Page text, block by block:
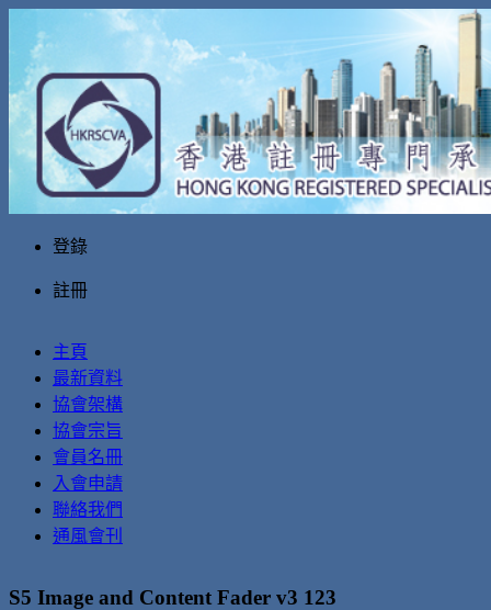
登錄
註冊
主頁
最新資料
協會架構
協會宗旨
會員名冊
入會申請
聯絡我們
通風會刊
S5 Image and Content Fader v3 123